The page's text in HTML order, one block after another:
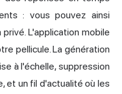
: vous pouvez ainsi
L'application mobile
pellicule. La génération
à l'échelle, suppression
et un fil d'actualité où les